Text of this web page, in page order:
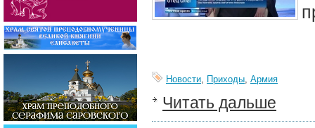
Новости, Приходы, Армия
Читать дальше